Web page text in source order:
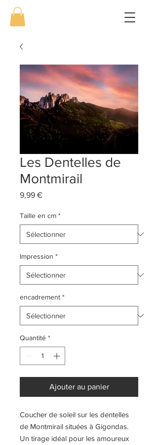
Les Dentelles de
Montmirail
9,99 €Prix
Taille en cm *
Impression *
encadrement *
Quantité *
Ajouter au panier
Coucher de soleil sur les dentelles
de Montmirail situées à Gigondas.
Un tirage idéal pour les amoureux